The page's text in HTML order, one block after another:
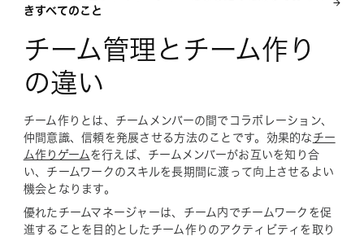
きすべてのこと
チーム管理とチーム作り
の違い
チーム作りとは、チームメンバーの間でコラボレーション、
仲間意識、信頼を発展させる方法のことです。効果的な チー
ム作りゲーム を行えば、チームメンバーがお互いを知り合
い、チームワークのスキルを長期間に渡って向上させるよい
機会となります。
優れたチームマネージャーは、チーム内でチームワークを促
進することを目的としたチーム作りのアクティビティを取り